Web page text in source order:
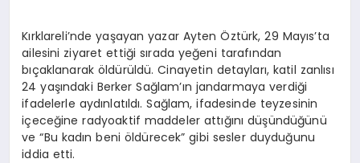
Kırklareli’nde yaşayan yazar Ayten Öztürk, 29 Mayıs’ta
ailesini ziyaret ettiği sırada yeğeni tarafından
bıçaklanarak öldürüldü. Cinayetin detayları, katil zanlısı
24 yaşındaki Berker Sağlam’ın jandarmaya verdiği
ifadelerle aydınlatıldı. Sağlam, ifadesinde teyzesinin
içeceğine radyoaktif maddeler attığını düşündüğünü
ve “Bu kadın beni öldürecek” gibi sesler duyduğunu
iddia etti.